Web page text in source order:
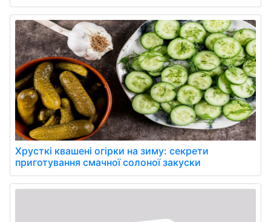
Хрусткі квашені огірки на зиму: секрети
приготування смачної солоної закуски